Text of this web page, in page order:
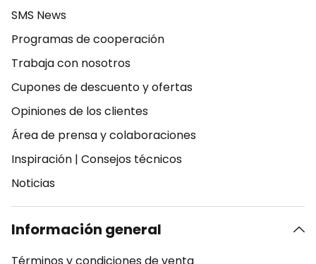
SMS News
Programas de cooperación
Trabaja con nosotros
Cupones de descuento y ofertas
Opiniones de los clientes
Área de prensa y colaboraciones
Inspiración | Consejos técnicos
Noticias
Información general